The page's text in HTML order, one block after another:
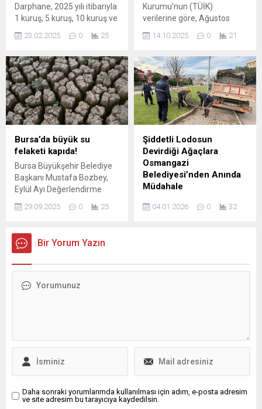
Darphane, 2025 yılı itibarıyla
1 kuruş, 5 kuruş, 10 kuruş ve
paraların üretimini durdurdu.
paraların kullanımının
giderek azaldığını ve
dolaşımdaki işlevlerini
kaybettiklerini belirtti.
Ayrıca, üretim ...
23.02.2025 0 25
Kurumu’nun (TÜİK)
verilerine göre, Ağustos
bir tablo ortaya çıktı.
fiyatı yükselirken, satılan
mal miktarı azaldı.
İHRACATTA FİYATLAR
YÜKSELDİ Türkiye’nin yurt
dışına ...
14.10.2025 0 21
Bursa’da büyük su
felaketi kapıda!
Bursa Büyükşehir Belediye
Başkanı Mustafa Bozbey,
Eylül Ayı Değerlendirme
Toplantısı’nda kentteki içme
suyu kaynaklarının kritik
Bozbey, “Çınarcık
Barajı’ndaki suyun tamamını
DSİ ...
29.09.2025 0 25
Şiddetli Lodosun
Devirdiği Ağaçlara
Osmangazi
Belediyesi’nden Anında
Müdahale
Bursa genelinde dün sabah
saatleri itibariyle etkisini
park ve...
04.01.2026 0 32
Bir Yorum Yazın
Daha sonraki yorumlarımda kullanılması için adım, e-posta adresim
ve site adresim bu tarayıcıya kaydedilsin.